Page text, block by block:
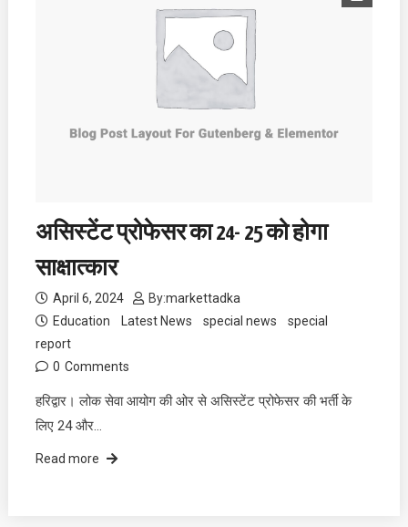
असिस्टेंट प्रोफेसर का 24- 25 को होगा
साक्षात्कार
April 6, 2024 By:markettadka
Education
Latest News special news
special
report
0 Comments
हरिद्वार। लोक सेवा आयोग की ओर से असिस्टेंट प्रोफेसर की भर्ती के
लिए 24 और…
Read more